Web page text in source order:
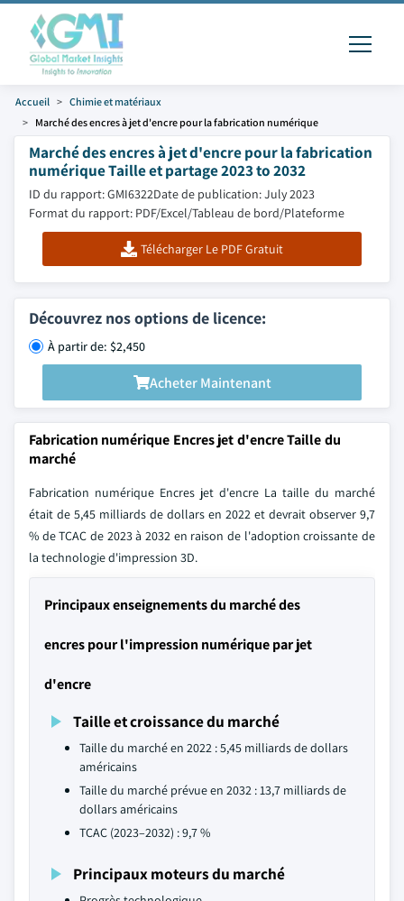
Accueil
Chimie et matériaux
Marché des encres à jet d'encre pour la fabrication numérique
Marché des encres à jet d'encre pour la fabrication
numérique Taille et partage 2023 to 2032
ID du rapport: GMI6322Date de publication: July 2023
Format du rapport: PDF/Excel/Tableau de bord/Plateforme
Télécharger Le PDF Gratuit
Découvrez nos options de licence:
À partir de: $2,450
Acheter Maintenant
Fabrication numérique Encres jet d'encre Taille du
marché
Fabrication numérique Encres jet d'encre La taille du marché
était de 5,45 milliards de dollars en 2022 et devrait observer 9,7
% de TCAC de 2023 à 2032 en raison de l'adoption croissante de
la technologie d'impression 3D.
Principaux enseignements du marché des
encres pour l'impression numérique par jet
d'encre
Taille et croissance du marché
Taille du marché en 2022 : 5,45 milliards de dollars
américains
Taille du marché prévue en 2032 : 13,7 milliards de
dollars américains
TCAC (2023–2032) : 9,7 %
Principaux moteurs du marché